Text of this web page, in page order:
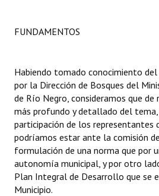
Actas de Audiencias Públicas
Comunicaciones
Declaraciones
Resoluciones
Resoluciones de Presidencia
INSTITUCIONAL
FUNDAMENTOS
Habiendo tomado conocimiento
por la Dirección de Bosques del
de Río Negro, consideramos que de
más profundo y detallado del
participación de los representantes
podríamos estar ante la comisión
formulación de una norma que por
autonomía municipal, y por otro
Plan Integral de Desarrollo que se
Municipio.